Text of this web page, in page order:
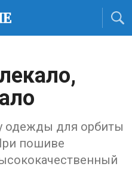
одежды для орбиты
пошиве